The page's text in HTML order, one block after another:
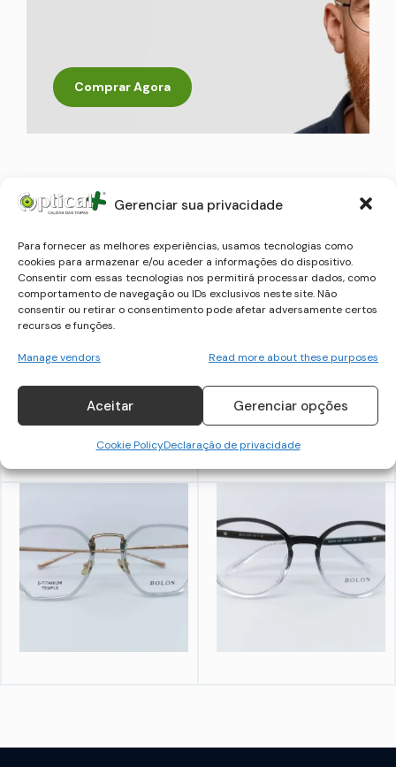
Gerenciar sua privacidade
Para fornecer as melhores experiências, usamos tecnologias como
cookies para armazenar e/ou aceder a informações do dispositivo.
Consentir com essas tecnologias nos permitirá processar dados, como
comportamento de navegação ou IDs exclusivos neste site. Não
consentir ou retirar o consentimento pode afetar adversamente certos
recursos e funções.
Manage vendors Read more about these purposes
Aceitar Gerenciar opções
Cookie PolicyDeclaração de privacidade
Comprar Agora